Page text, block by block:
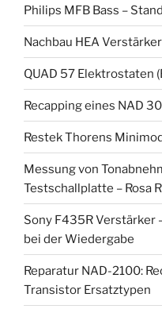
Philips MFB Bass –
Nachbau HEA Verstärker
QUAD 57 Elektrostaten
Recapping eines NAD
Restek Thorens
Messung von
Testschallplatte – Rosa
Sony F435R Verstärker
bei der Wiedergabe
Reparatur NAD-2100:
Transistor Ersatztypen